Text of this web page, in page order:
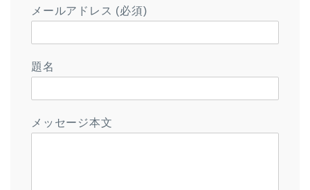
メールアドレス (必須)
題名
メッセージ本文